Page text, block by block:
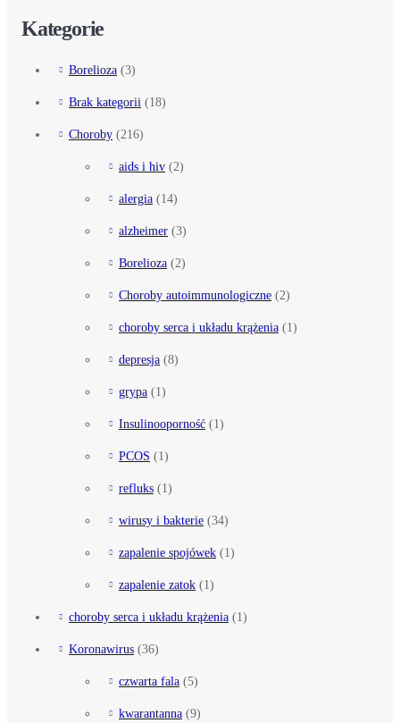
Kategorie
Borelioza (3)
Brak kategorii (18)
Choroby (216)
aids i hiv (2)
alergia (14)
alzheimer (3)
Borelioza (2)
Choroby autoimmunologiczne (2)
choroby serca i układu krążenia (1)
depresja (8)
grypa (1)
Insulinooporność (1)
PCOS (1)
refluks (1)
wirusy i bakterie (34)
zapalenie spojówek (1)
zapalenie zatok (1)
choroby serca i układu krążenia (1)
Koronawirus (36)
czwarta fala (5)
kwarantanna (9)